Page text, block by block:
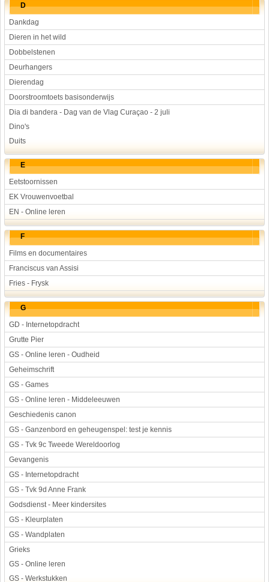
D
Dankdag
Dieren in het wild
Dobbelstenen
Deurhangers
Dierendag
Doorstroomtoets basisonderwijs
Dia di bandera - Dag van de Vlag Curaçao - 2 juli
Dino's
Duits
E
Eetstoornissen
EK Vrouwenvoetbal
EN - Online leren
F
Films en documentaires
Franciscus van Assisi
Fries - Frysk
G
GD - Internetopdracht
Grutte Pier
GS - Online leren - Oudheid
Geheimschrift
GS - Games
GS - Online leren - Middeleeuwen
Geschiedenis canon
GS - Ganzenbord en geheugenspel: test je kennis
GS - Tvk 9c Tweede Wereldoorlog
Gevangenis
GS - Internetopdracht
GS - Tvk 9d Anne Frank
Godsdienst - Meer kindersites
GS - Kleurplaten
GS - Wandplaten
Grieks
GS - Online leren
GS - Werkstukken